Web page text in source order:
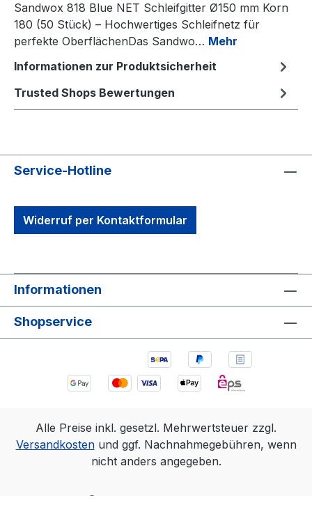
Sandwox 818 Blue NET Schleifgitter Ø150 mm Korn
180 (50 Stück) – Hochwertiges Schleifnetz für
perfekte OberflächenDas Sandwo… Mehr
Informationen zur Produktsicherheit
Trusted Shops Bewertungen
Service-Hotline
Widerruf per Kontaktformular
Informationen
Shopservice
Alle Preise inkl. gesetzl. Mehrwertsteuer zzgl.
Versandkostenund ggf. Nachnahmegebühren, wenn
nicht anders angegeben.